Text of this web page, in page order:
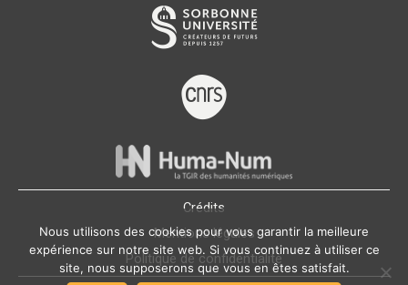
Crédits
Mentions légales
Politique de confidentialité
Nous utilisons des cookies pour vous garantir la meilleure
expérience sur notre site web. Si vous continuez à utiliser ce
site, nous supposerons que vous en êtes satisfait.